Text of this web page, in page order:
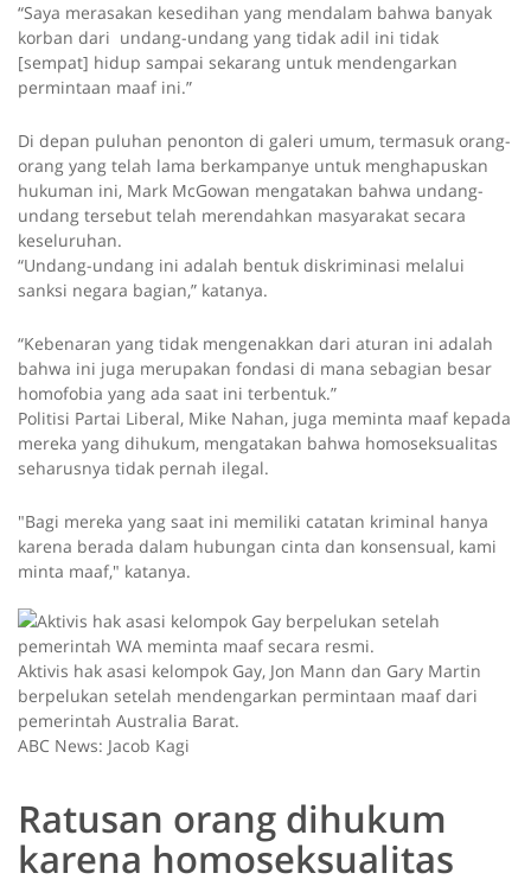
“Saya merasakan kesedihan yang mendalam bahwa banyak
korban dari undang-undang yang tidak adil ini tidak
[sempat] hidup sampai sekarang untuk mendengarkan
permintaan maaf ini.”
Di depan puluhan penonton di galeri umum, termasuk orang-
orang yang telah lama berkampanye untuk menghapuskan
hukuman ini, Mark McGowan mengatakan bahwa undang-
undang tersebut telah merendahkan masyarakat secara
keseluruhan.
“Undang-undang ini adalah bentuk diskriminasi melalui
sanksi negara bagian,” katanya.
“Kebenaran yang tidak mengenakkan dari aturan ini adalah
bahwa ini juga merupakan fondasi di mana sebagian besar
homofobia yang ada saat ini terbentuk.”
Politisi Partai Liberal, Mike Nahan, juga meminta maaf kepada
mereka yang dihukum, mengatakan bahwa homoseksualitas
seharusnya tidak pernah ilegal.
"Bagi mereka yang saat ini memiliki catatan kriminal hanya
karena berada dalam hubungan cinta dan konsensual, kami
minta maaf," katanya.
Aktivis hak asasi kelompok Gay, Jon Mann dan Gary Martin
berpelukan setelah mendengarkan permintaan maaf dari
pemerintah Australia Barat.
ABC News: Jacob Kagi
Ratusan orang dihukum
karena homoseksualitas